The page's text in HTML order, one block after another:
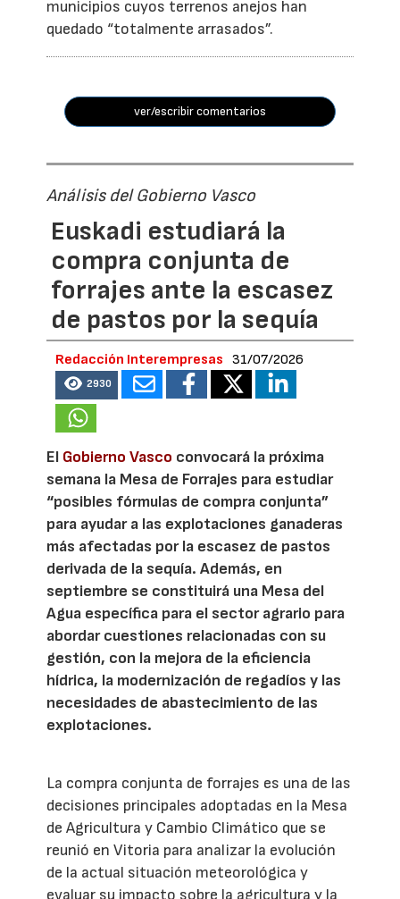
municipios cuyos terrenos anejos han
quedado “totalmente arrasados”.
ver/escribir comentarios
Análisis del Gobierno Vasco
Euskadi estudiará la
compra conjunta de
forrajes ante la escasez
de pastos por la sequía
Redacción Interempresas 31/07/2026
2930
El Gobierno Vasco convocará la próxima
semana la Mesa de Forrajes para estudiar
“posibles fórmulas de compra conjunta”
para ayudar a las explotaciones ganaderas
más afectadas por la escasez de pastos
derivada de la sequía. Además, en
septiembre se constituirá una Mesa del
Agua específica para el sector agrario para
abordar cuestiones relacionadas con su
gestión, con la mejora de la eficiencia
hídrica, la modernización de regadíos y las
necesidades de abastecimiento de las
explotaciones.
La compra conjunta de forrajes es una de las
decisiones principales adoptadas en la Mesa
de Agricultura y Cambio Climático que se
reunió en Vitoria para analizar la evolución
de la actual situación meteorológica y
evaluar su impacto sobre la agricultura y la